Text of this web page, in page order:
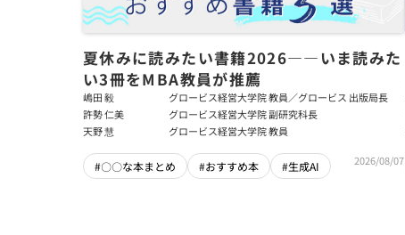
夏休みに読みたい書籍2026――いま読みた
い3冊をMBA教員が推薦
嶋田 毅
グロービス経営大学院 教員／グロービス 出版局長
許勢 仁美
グロービス経営大学院 副研究科長
天野 慧
グロービス経営大学院 教員
#〇〇な本まとめ #おすすめ本 #生成AI 2026/08/07